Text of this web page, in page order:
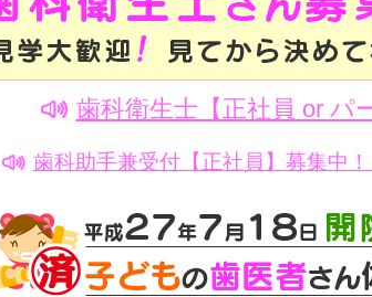
歯科衛生士【正社員 or パ
歯科助手兼受付【正社員】募集中